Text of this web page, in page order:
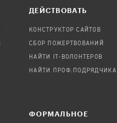
ДЕЙСТВОВАТЬ
КОНСТРУКТОР САЙТОВ
СБОР ПОЖЕРТВОВАНИЙ
НАЙТИ IT-ВОЛОНТЕРОВ
НАЙТИ ПРОФ.ПОДРЯДЧИКА
ФОРМАЛЬНОЕ